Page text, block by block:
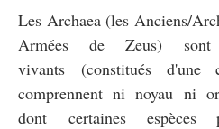
Les Archaea (les Anciens/
Armées de Zeus) sont
vivants (constitués
comprennent ni noyau ni
dont certaines espèces